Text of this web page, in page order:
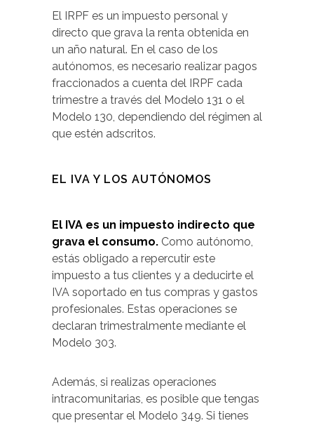
El IRPF es un impuesto personal y
directo que grava la renta obtenida en
un año natural. En el caso de los
autónomos, es necesario realizar pagos
fraccionados a cuenta del IRPF cada
trimestre a través del Modelo 131 o el
Modelo 130, dependiendo del régimen al
que estén adscritos.
EL IVA Y LOS AUTÓNOMOS
El IVA es un impuesto indirecto que
grava el consumo. Como autónomo,
estás obligado a repercutir este
impuesto a tus clientes y a deducirte el
IVA soportado en tus compras y gastos
profesionales. Estas operaciones se
declaran trimestralmente mediante el
Modelo 303.
Además, si realizas operaciones
intracomunitarias, es posible que tengas
que presentar el Modelo 349. Si tienes